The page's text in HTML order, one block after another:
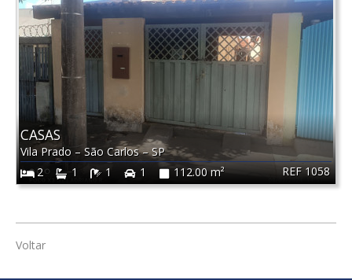
REF 1058
CASAS
Vila Prado –São Carlos–SP
2
1 1 1 112.00 m²
Voltar